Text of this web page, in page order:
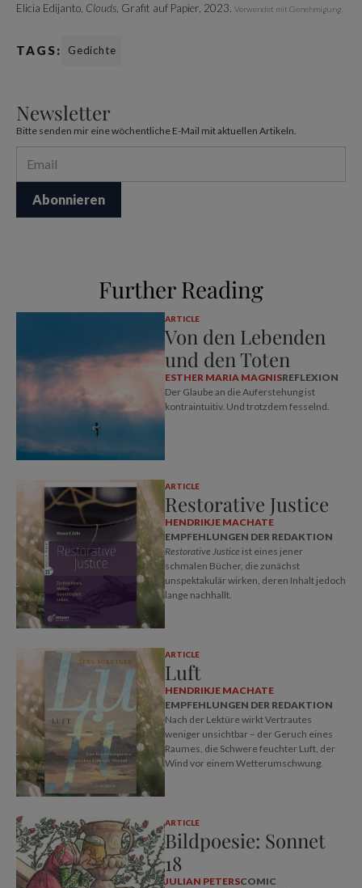
Elicia Edijanto, Clouds , Grafit auf Papier, 2023. Verwendet mit Genehmigung.
TAGS: Gedichte
Newsletter
Bitte senden mir eine wöchentliche E-Mail mit aktuellen Artikeln.
Further Reading
ARTICLE
Von den Lebenden
und den Toten
ESTHER MARIA MAGNISREFLEXION
Der Glaube an die Auferstehung ist
kontraintuitiv. Und trotzdem fesselnd.
ARTICLE
Restorative Justice
HENDRIKJE MACHATE
EMPFEHLUNGEN DER REDAKTION
Restorative Justice ist eines jener
schmalen Bücher, die zunächst
unspektakulär wirken, deren Inhalt jedoch
lange nachhallt.
ARTICLE
Luft
HENDRIKJE MACHATE
EMPFEHLUNGEN DER REDAKTION
Nach der Lektüre wirkt Vertrautes
weniger unsichtbar – der Geruch eines
Raumes, die Schwere feuchter Luft, der
Wind vor einem Wetterumschwung.
ARTICLE
Bildpoesie: Sonnet
18
JULIAN PETERSCOMIC